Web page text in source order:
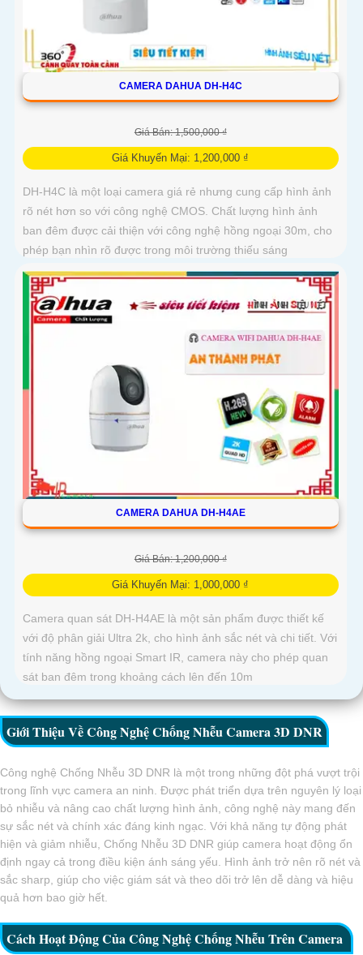
CAMERA DAHUA DH-H4C
Giá Bán: 1,500,000 ₫
Giá Khuyến Mại: 1,200,000 ₫
DH-H4C là một loại camera giá rẻ nhưng cung cấp hình ảnh
rõ nét hơn so với công nghệ CMOS. Chất lượng hình ảnh
ban đêm được cải thiện với công nghệ hồng ngoại 30m, cho
phép bạn nhìn rõ được trong môi trường thiếu sáng
CAMERA DAHUA DH-H4AE
Giá Bán: 1,200,000 ₫
Giá Khuyến Mại: 1,000,000 ₫
Camera quan sát DH-H4AE là một sản phẩm được thiết kế
với độ phân giải Ultra 2k, cho hình ảnh sắc nét và chi tiết. Với
tính năng hồng ngoại Smart IR, camera này cho phép quan
sát ban đêm trong khoảng cách lên đến 10m
Giới Thiệu Về Công Nghệ Chống Nhễu Camera 3D DNR
Công nghệ Chống Nhễu 3D DNR là một trong những đột phá vượt trội
trong lĩnh vực camera an ninh. Được phát triển dựa trên nguyên lý loại
bỏ nhiễu và nâng cao chất lượng hình ảnh, công nghệ này mang đến
sự sắc nét và chính xác đáng kinh ngạc. Với khả năng tự động phát
hiện và giảm nhiễu, Chống Nhễu 3D DNR giúp camera hoạt động ổn
định ngay cả trong điều kiện ánh sáng yếu. Hình ảnh trở nên rõ nét và
sắc sharp, giúp cho việc giám sát và theo dõi trở lên dễ dàng và hiệu
quả hơn bao giờ hết.
Cách Hoạt Động Của Công Nghệ Chống Nhễu Trên Camera